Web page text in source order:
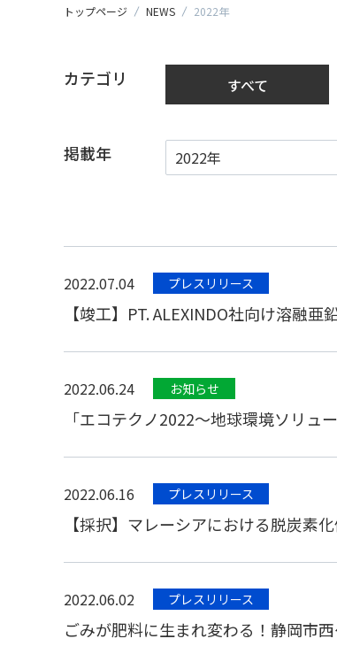
トップページ NEWS 2022年
カテゴリ すべて
掲載年
2022.07.04 プレスリリース
【竣工】PT. ALEXINDO社向け溶融亜
2022.06.24 お知らせ
「エコテクノ2022～地球環境ソリュ
2022.06.16 プレスリリース
【採択】マレーシアにおける脱炭素
2022.06.02 プレスリリース
ごみが肥料に生まれ変わる！静岡市